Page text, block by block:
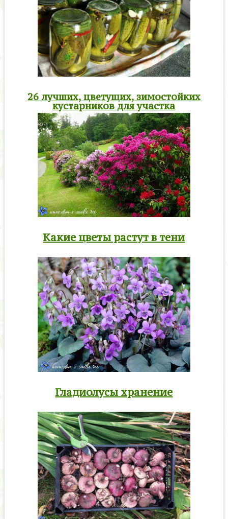
26 лучших, цветущих, зимостойких
кустарников для участка
Какие цветы растут в тени
Гладиолусы хранение